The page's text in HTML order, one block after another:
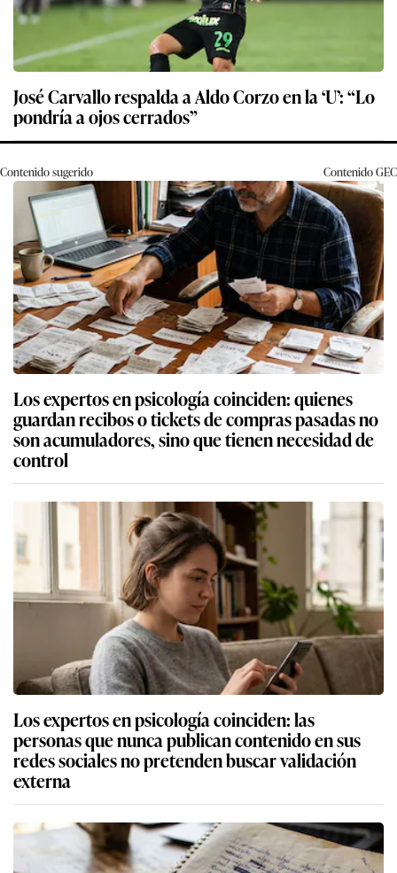
José Carvallo respalda a Aldo Corzo en la ‘U’: “Lo
pondría a ojos cerrados”
Contenido sugerido ContenidoGEC
Los expertos en psicología coinciden: quienes
guardan recibos o tickets de compras pasadas no
son acumuladores, sino que tienen necesidad de
control
Los expertos en psicología coinciden: las
personas que nunca publican contenido en sus
redes sociales no pretenden buscar validación
externa